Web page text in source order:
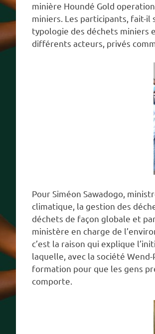
minière Houndé Gold
miniers. Les participants, fait-
typologie des déchets miniers
différents acteurs, privés
Pour Siméon Sawadogo,
climatique, la gestion des
déchets de façon globale et
ministère en charge de
c’est la raison qui explique
laquelle, avec la société
formation pour que les gens
comporte.